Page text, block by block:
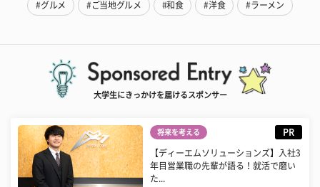
#グルメ #ご当地グルメ #和食 #洋食 #ラーメン
大学生にきっかけを届けるスポンサー
将来を考える PR
【ディーエムソリューションズ】入社3
年目営業職の先輩が語る！就活で磨い
た...